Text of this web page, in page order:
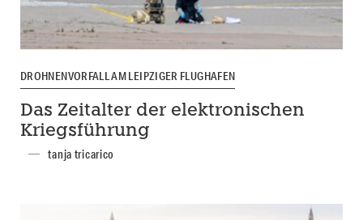
DROHNENVORFALL AM LEIPZIGER FLUGHAFEN
Das Zeitalter der elektronischen
Kriegsführung
tanja tricarico